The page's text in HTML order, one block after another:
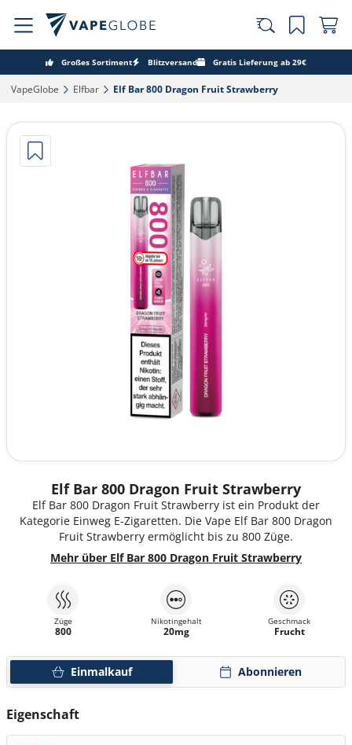
Großes Sortiment Blitzversand Gratis Lieferung ab 29€
VapeGlobe‎ Elfbar‎ Elf Bar 800 Dragon Fruit Strawberry‎
Elf Bar 800 Dragon Fruit Strawberry
Elf Bar 800 Dragon Fruit Strawberry ist ein Produkt der
Kategorie Einweg E-Zigaretten. Die Vape Elf Bar 800 Dragon
Fruit Strawberry ermöglicht bis zu 800 Züge.
Mehr über Elf Bar 800 Dragon Fruit Strawberry
Einmalkauf Abonnieren
Züge
800
Nikotingehalt
20mg
Geschmack
Frucht
Eigenschaft